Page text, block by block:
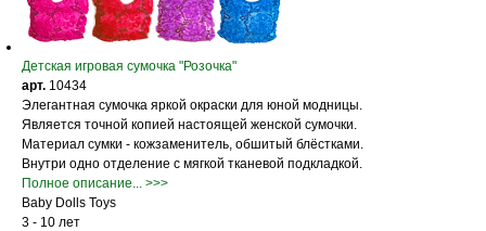
Детская игровая сумочка "Розочка"
арт. 10434
Элегантная сумочка яркой окраски для юной модницы.
Является точной копией настоящей женской сумочки.
Материал сумки - кожзаменитель, обшитый блёстками.
Внутри одно отделение с мягкой тканевой подкладкой.
Полное описание... >>>
Baby Dolls Toys
3 - 10 лет